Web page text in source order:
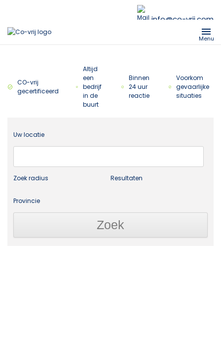
info@co-vrij.com
Menu
CO-vrij
gecertificeerd
Altijd
een
bedrijf
in de
buurt
Binnen
24 uur
reactie
Voorkom
gevaarlijke
situaties
Uw locatie
Zoek radius Resultaten
Provincie